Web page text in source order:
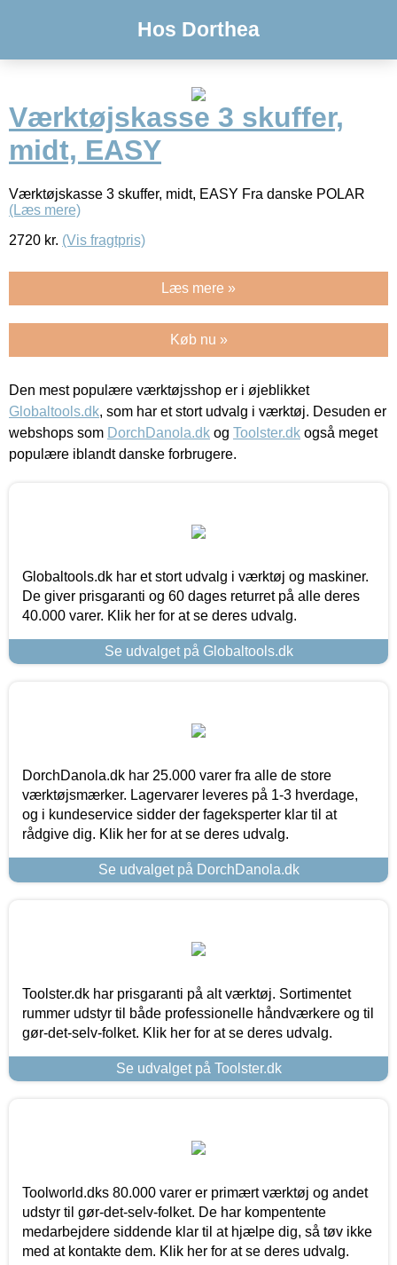
Hos Dorthea
Værktøjskasse 3 skuffer,
midt, EASY
Værktøjskasse 3 skuffer, midt, EASY Fra danske POLAR
(Læs mere)
2720 kr. (Vis fragtpris)
Læs mere »
Køb nu »
Den mest populære værktøjsshop er i øjeblikket
Globaltools.dk, som har et stort udvalg i værktøj. Desuden er
webshops som DorchDanola.dk og Toolster.dk også meget
populære iblandt danske forbrugere.
Globaltools.dk har et stort udvalg i værktøj og maskiner.
De giver prisgaranti og 60 dages returret på alle deres
40.000 varer. Klik her for at se deres udvalg.
Se udvalget på Globaltools.dk
DorchDanola.dk har 25.000 varer fra alle de store
værktøjsmærker. Lagervarer leveres på 1-3 hverdage,
og i kundeservice sidder der fageksperter klar til at
rådgive dig. Klik her for at se deres udvalg.
Se udvalget på DorchDanola.dk
Toolster.dk har prisgaranti på alt værktøj. Sortimentet
rummer udstyr til både professionelle håndværkere og til
gør-det-selv-folket. Klik her for at se deres udvalg.
Se udvalget på Toolster.dk
Toolworld.dks 80.000 varer er primært værktøj og andet
udstyr til gør-det-selv-folket. De har kompentente
medarbejdere siddende klar til at hjælpe dig, så tøv ikke
med at kontakte dem. Klik her for at se deres udvalg.